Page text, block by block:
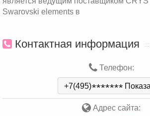
Swarovski elements в
Контактная информация
Телефон:
+7(495)*******
Адрес сайта: